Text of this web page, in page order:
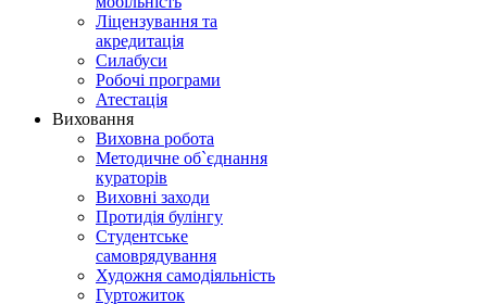
Ліцензування та
акредитація
Силабуси
Робочі програми
Атестація
Виховання
Виховна робота
Методичне об`єднання
кураторів
Виховні заходи
Протидія булінгу
Студентське
самоврядування
Художня самодіяльність
Гуртожиток